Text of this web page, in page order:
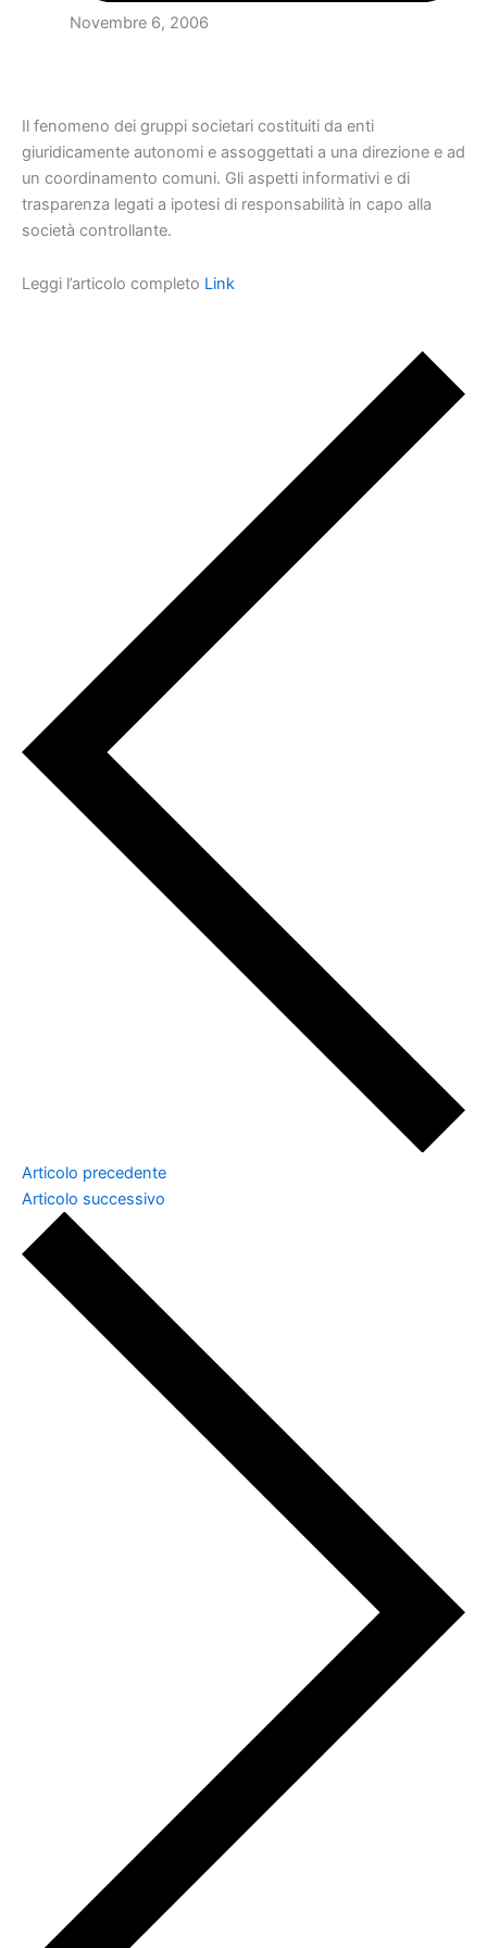
Novembre 6, 2006
Il fenomeno dei gruppi societari costituiti da enti
giuridicamente autonomi e assoggettati a una direzione e ad
un coordinamento comuni. Gli aspetti informativi e di
trasparenza legati a ipotesi di responsabilità in capo alla
società controllante.
Leggi l’articolo completo Link
Articolo precedente
Articolo successivo